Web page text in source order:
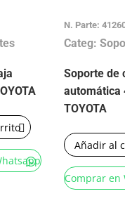
N. Parte:
Categ:
Soporte de
automática
TOYOTA
Añadir al
Comprar en